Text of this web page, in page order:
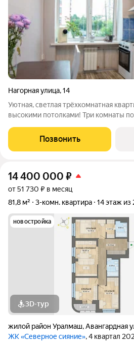
Нагорная улица,14
Уютная, светлая трёхкомнатная
высокими потолками! Три комнаты
рабочий кабинет, детская комната.
обеспечивает хорошую звуко- и
Позвонить
14 400 000 ₽
от 51 730 ₽ в месяц
81,8 м²
3-комн. квартира 14 этаж из
новостройка
3D-тур
жилой район Уралмаш,Авангардная
ЖК «Северное сияние», 4 квартал